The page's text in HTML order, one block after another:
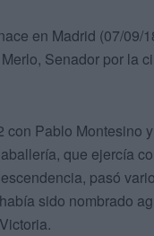
en Madrid (07/
Senador por la
con Pablo Montesino
que ejercía
pasó
sido nombrado